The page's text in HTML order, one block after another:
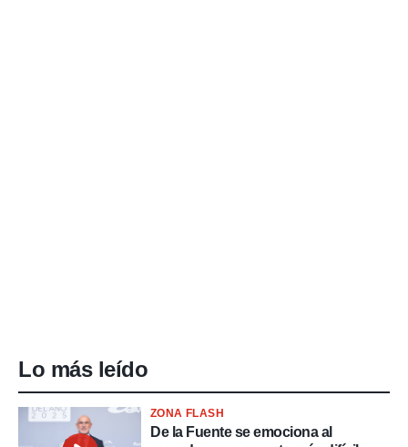
Lo más leído
ZONA FLASH
De la Fuente se emociona al